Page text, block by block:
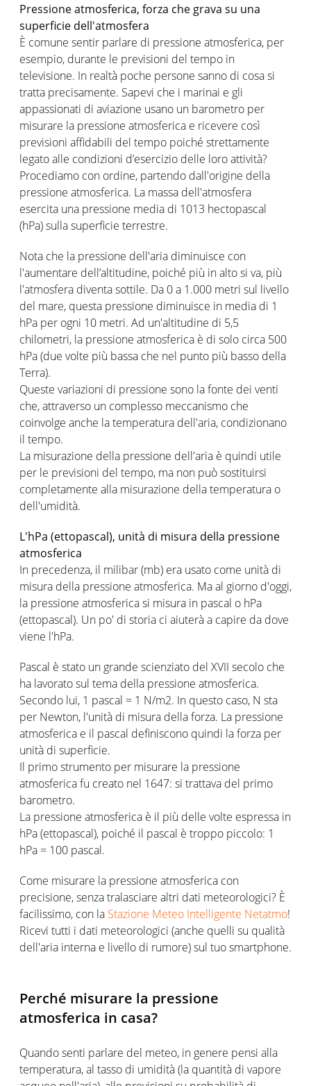
Pressione atmosferica, forza che grava su una
superficie dell'atmosfera
È comune sentir parlare di pressione atmosferica, per
esempio, durante le previsioni del tempo in
televisione. In realtà poche persone sanno di cosa si
tratta precisamente. Sapevi che i marinai e gli
appassionati di aviazione usano un barometro per
misurare la pressione atmosferica e ricevere così
previsioni affidabili del tempo poiché strettamente
legato alle condizioni d’esercizio delle loro attività?
Procediamo con ordine, partendo dall'origine della
pressione atmosferica. La massa dell'atmosfera
esercita una pressione media di 1013 hectopascal
(hPa) sulla superficie terrestre.
Nota che la pressione dell'aria diminuisce con
l'aumentare dell’altitudine, poiché più in alto si va, più
l'atmosfera diventa sottile. Da 0 a 1.000 metri sul livello
del mare, questa pressione diminuisce in media di 1
hPa per ogni 10 metri. Ad un'altitudine di 5,5
chilometri, la pressione atmosferica è di solo circa 500
hPa (due volte più bassa che nel punto più basso della
Terra).
Queste variazioni di pressione sono la fonte dei venti
che, attraverso un complesso meccanismo che
coinvolge anche la temperatura dell'aria, condizionano
il tempo.
La misurazione della pressione dell'aria è quindi utile
per le previsioni del tempo, ma non può sostituirsi
completamente alla misurazione della temperatura o
dell'umidità.
L'hPa (ettopascal), unità di misura della pressione
atmosferica
In precedenza, il milibar (mb) era usato come unità di
misura della pressione atmosferica. Ma al giorno d'oggi,
la pressione atmosferica si misura in pascal o hPa
(ettopascal). Un po' di storia ci aiuterà a capire da dove
viene l'hPa.
Pascal è stato un grande scienziato del XVII secolo che
ha lavorato sul tema della pressione atmosferica.
Secondo lui, 1 pascal = 1 N/m2. In questo caso, N sta
per Newton, l'unità di misura della forza. La pressione
atmosferica e il pascal definiscono quindi la forza per
unità di superficie.
Il primo strumento per misurare la pressione
atmosferica fu creato nel 1647: si trattava del primo
barometro.
La pressione atmosferica è il più delle volte espressa in
hPa (ettopascal), poiché il pascal è troppo piccolo: 1
hPa = 100 pascal.
Come misurare la pressione atmosferica con
precisione, senza tralasciare altri dati meteorologici? È
facilissimo, con la Stazione Meteo Intelligente Netatmo!
Ricevi tutti i dati meteorologici (anche quelli su qualità
dell'aria interna e livello di rumore) sul tuo smartphone.
Perché misurare la pressione
atmosferica in casa?
Quando senti parlare del meteo, in genere pensi alla
temperatura, al tasso di umidità (la quantità di vapore